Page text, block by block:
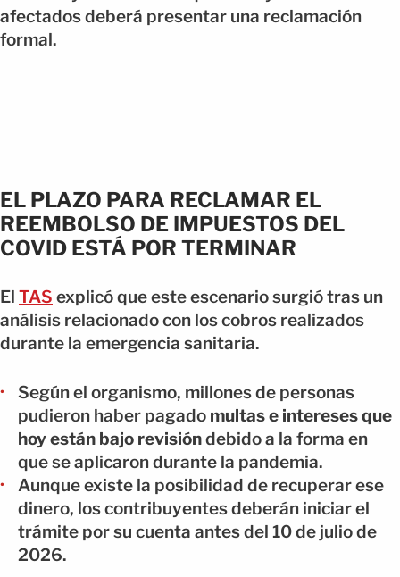
afectados deberá presentar una reclamación
formal.
EL PLAZO PARA RECLAMAR EL
REEMBOLSO DE IMPUESTOS DEL
COVID ESTÁ POR TERMINAR
El TAS explicó que este escenario surgió tras un
análisis relacionado con los cobros realizados
durante la emergencia sanitaria.
Según el organismo, millones de personas
pudieron haber pagado multas e intereses que
hoy están bajo revisióndebido a la forma en
que se aplicaron durante la pandemia.
Aunque existe la posibilidad de recuperar ese
dinero, los contribuyentes deberán iniciar el
trámite por su cuenta antes del 10 de julio de
2026.